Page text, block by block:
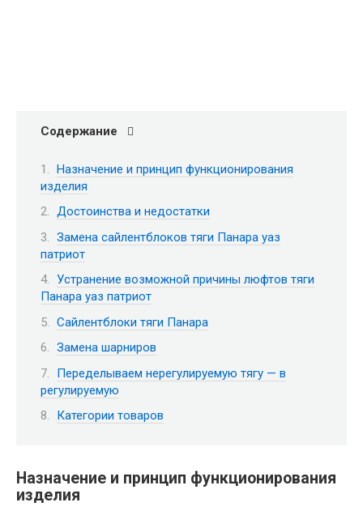
Содержание
Назначение и принцип функционирования
изделия
Достоинства и недостатки
Замена сайлентблоков тяги Панара уаз
патриот
Устранение возможной причины люфтов тяги
Панара уаз патриот
Сайлентблоки тяги Панара
Замена шарниров
Переделываем нерегулируемую тягу — в
регулируемую
Категории товаров
Назначение и принцип функционирования
изделия